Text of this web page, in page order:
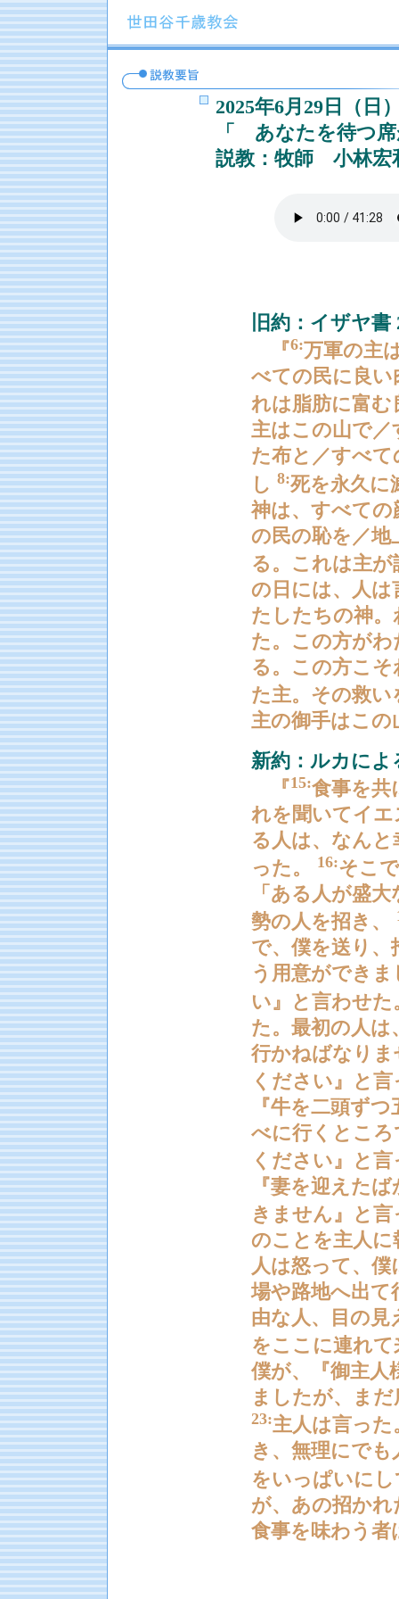
2025年6月29日（日
「 あなたを待つ
説教：牧師 小林宏
旧約：イザヤ書
『6:万軍の主
べての民に良
れは脂肪に富
主はこの山で
た布と／すべ
し 8:死を永久に
神は、すべての
の民の恥を／
る。これは主
の日には、人
たしたちの神
た。この方が
る。この方こ
た主。その救
主の御手はこの
新約：ルカによ
『15:食事を共
れを聞いてイ
る人は、なん
った。
16:そこ
「ある人が盛
勢の人を招き、
で、僕を送り
う用意ができ
い』と言わせ
た。最初の人は
行かねばなり
ください』と
『牛を二頭ず
べに行くとこ
ください』と
『妻を迎えた
きません』と
のことを主人
人は怒って、
場や路地へ出て
由な人、目の見
をここに連れ
僕が、『御主人
ましたが、ま
23:主人は言った
き、無理にで
をいっぱいに
が、あの招か
食事を味わう者